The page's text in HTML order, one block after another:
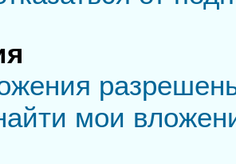
мои